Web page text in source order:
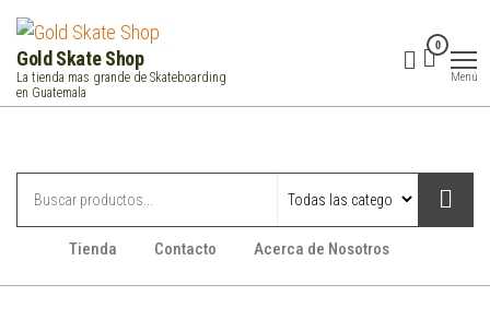
Saltar
contenido
Gold Skate Shop
La tienda mas grande de Skateboarding
en Guatemala
0
Menú
Tienda Contacto Acerca de Nosotros